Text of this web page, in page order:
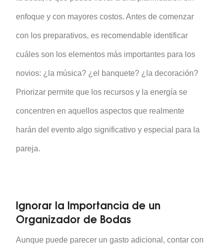
enfoque y con mayores costos. Antes de comenzar
con los preparativos, es recomendable identificar
cuáles son los elementos más importantes para los
novios: ¿la música? ¿el banquete? ¿la decoración?
Priorizar permite que los recursos y la energía se
concentren en aquellos aspectos que realmente
harán del evento algo significativo y especial para la
pareja.
Ignorar la Importancia de un
Organizador de Bodas
Aunque puede parecer un gasto adicional, contar con